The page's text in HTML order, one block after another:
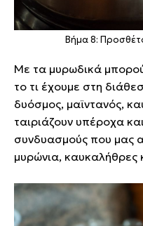
Βήμα 8:
Με τα μυρωδικά
το τι έχουμε στη
δυόσμος, μαϊντανός,
ταιριάζουν υπέροχα
συνδυασμούς που μας
μυρώνια, καυκαλήθρες